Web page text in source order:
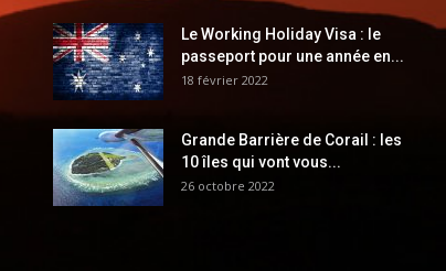
Le Working Holiday Visa : le
passeport pour une année en...
18 février 2022
Grande Barrière de Corail : les
10 îles qui vont vous...
26 octobre 2022